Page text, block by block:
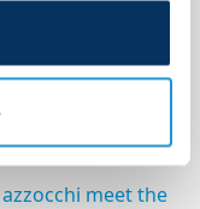
meet the